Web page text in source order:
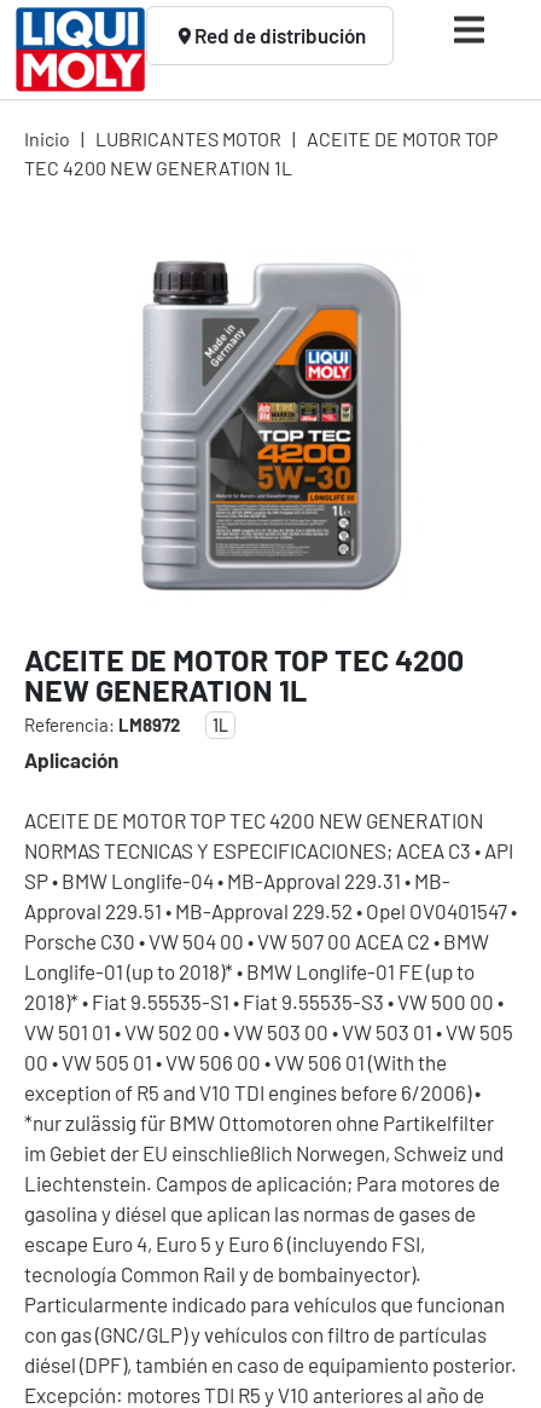
Red de distribución
Inicio | LUBRICANTES MOTOR | ACEITE DE MOTOR TOP
TEC 4200 NEW GENERATION 1L
ACEITE DE MOTOR TOP TEC 4200
NEW GENERATION 1L
Referencia: LM8972 1L
Aplicación
ACEITE DE MOTOR TOP TEC 4200 NEW GENERATION
NORMAS TECNICAS Y ESPECIFICACIONES; ACEA C3 • API
SP • BMW Longlife-04 • MB-Approval 229.31 • MB-
Approval 229.51 • MB-Approval 229.52 • Opel OV0401547 •
Porsche C30 • VW 504 00 • VW 507 00 ACEA C2 • BMW
Longlife-01 (up to 2018)* • BMW Longlife-01 FE (up to
2018)* • Fiat 9.55535-S1 • Fiat 9.55535-S3 • VW 500 00 •
VW 501 01 • VW 502 00 • VW 503 00 • VW 503 01 • VW 505
00 • VW 505 01 • VW 506 00 • VW 506 01 (With the
exception of R5 and V10 TDI engines before 6/2006) •
*nur zulässig für BMW Ottomotoren ohne Partikelfilter
im Gebiet der EU einschließlich Norwegen, Schweiz und
Liechtenstein. Campos de aplicación; Para motores de
gasolina y diésel que aplican las normas de gases de
escape Euro 4, Euro 5 y Euro 6 (incluyendo FSI,
tecnología Common Rail y de bombainyector).
Particularmente indicado para vehículos que funcionan
con gas (GNC/GLP) y vehículos con filtro de partículas
diésel (DPF), también en caso de equipamiento posterior.
Excepción: motores TDI R5 y V10 anteriores al año de